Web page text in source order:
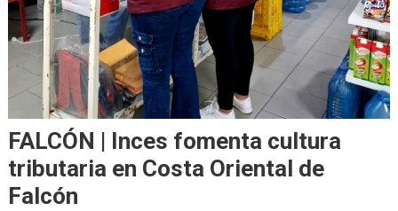
FALCÓN | Inces fomenta cultura
tributaria en Costa Oriental de
Falcón